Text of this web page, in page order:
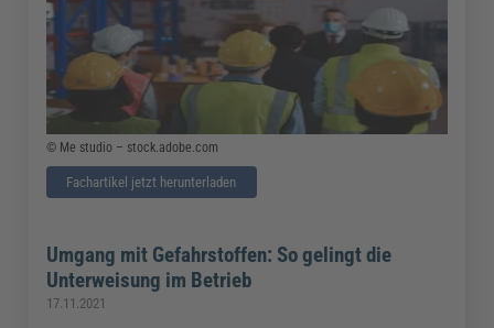
© Me studio – stock.adobe.com
Fachartikel jetzt herunterladen
Umgang mit Gefahrstoffen: So gelingt die
Unterweisung im Betrieb
17.11.2021